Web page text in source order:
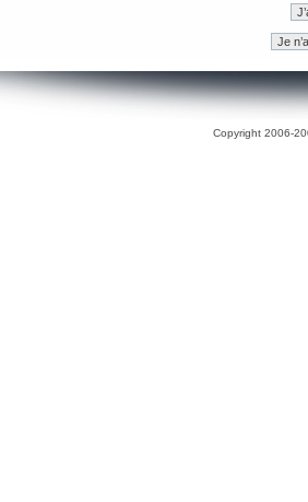
Copyright 2006-